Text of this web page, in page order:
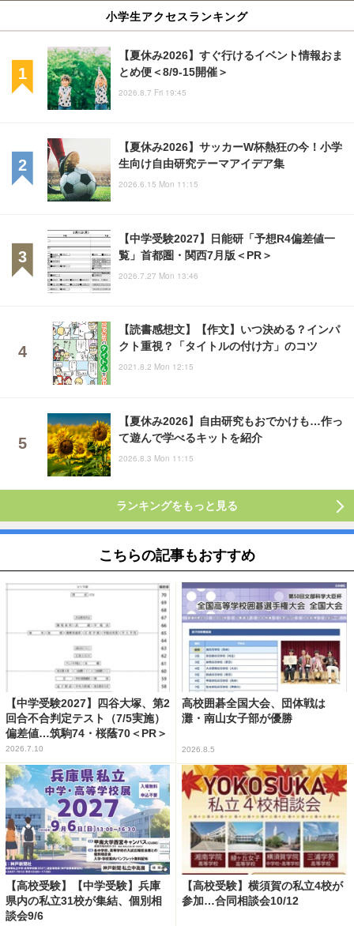
小学生アクセスランキング
【夏休み2026】すぐ行けるイベント情報おま
とめ便＜8/9-15開催＞
2026.8.7 Fri 19:45
【夏休み2026】サッカーW杯熱狂の今！小学
生向け自由研究テーマアイデア集
2026.6.15 Mon 11:15
【中学受験2027】日能研「予想R4偏差値一
覧」首都圏・関西7月版＜PR＞
2026.7.27 Mon 13:46
【読書感想文】【作文】いつ決める？インパ
クト重視？「タイトルの付け方」のコツ
2021.8.2 Mon 12:15
【夏休み2026】自由研究もおでかけも…作っ
て遊んで学べるキットを紹介
2026.8.3 Mon 11:15
ランキングをもっと見る
こちらの記事もおすすめ
【中学受験2027】四谷大塚、第2
回合不合判定テスト（7/5実施）
偏差値…筑駒74・桜蔭70＜PR＞
2026.7.10
高校囲碁全国大会、団体戦は
灘・南山女子部が優勝
2026.8.5
【高校受験】【中学受験】兵庫
県内の私立31校が集結、個別相
談会9/6
【高校受験】横須賀の私立4校が
参加…合同相談会10/12